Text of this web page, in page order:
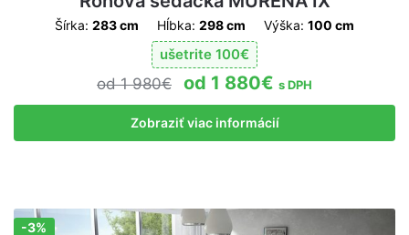
Šírka: 283 cm Hĺbka: 298 cm Výška: 100 cm
ušetrite 100€
1 980€ 1 880€ s DPH
Zobraziť viac informácií
Zľava!
-3%